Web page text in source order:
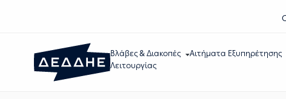
Βλάβες & Διακοπές
Λειτουργίας
Αιτήματα Εξυπηρέτησης